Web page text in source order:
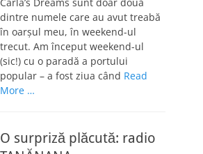
dintre numele care au avut treabă
în oarșul meu, în weekend-ul
trecut. Am început weekend-ul
(sic!) cu o paradă a portului
popular – a fost ziua când Read
More …
O surpriză plăcută: radio